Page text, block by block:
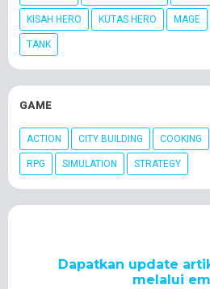
KISAH HERO KUTAS HERO MAGE
TANK
GAME
ACTION CITY BUILDING COOKING
RPG SIMULATION STRATEGY
Dapatkan update
melalui